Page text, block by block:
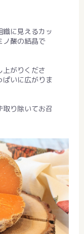
に見えるカッ
ノ酸の結晶で
上がりくださ
ぱいに広がりま
り除いてお召